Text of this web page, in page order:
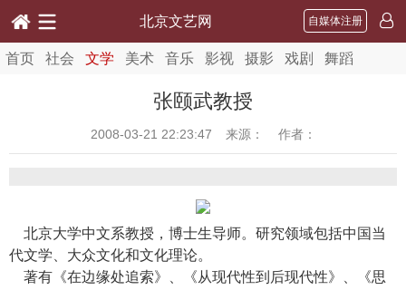
北京文艺网 自媒体注册
首页 社会 文学 美术 音乐 影视 摄影 戏剧 舞蹈
张颐武教授
2008-03-21 22:23:47 来源： 作者：
北京大学中文系教授，博士生导师。研究领域包括中国当
代文学、大众文化和文化理论。
著有《在边缘处追索》、《从现代性到后现代性》、《思